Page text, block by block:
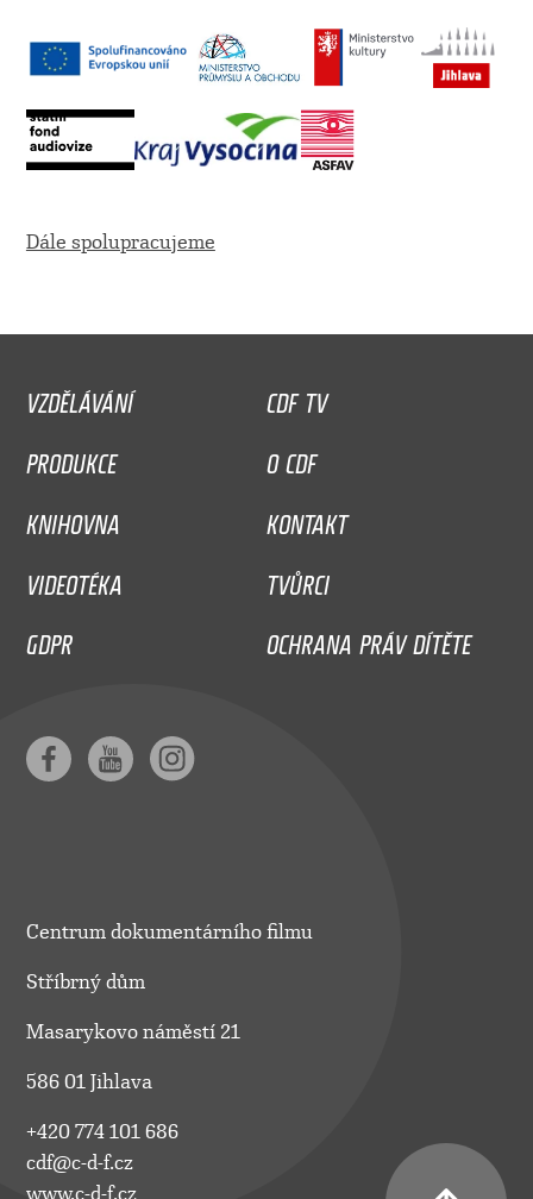
Dále spolupracujeme
VZDĚLÁVÁNÍ
CDF TV
PRODUKCE
O CDF
KNIHOVNA
KONTAKT
VIDEOTÉKA
TVŮRCI
GDPR
OCHRANA PRÁV DÍTĚTE
Centrum dokumentárního filmu
Stříbrný dům
Masarykovo náměstí 21
586 01 Jihlava
+420 774 101 686
cdf@c-d-f.cz
www.c-d-f.cz